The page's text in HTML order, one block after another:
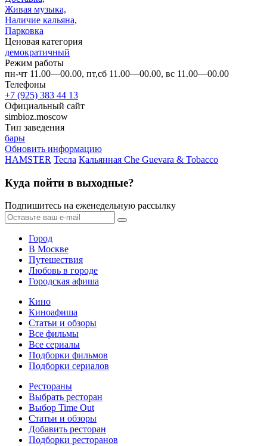
Живая музыка,
Наличие кальяна,
Парковка
Ценовая категория
демократичный
Режим работы
пн-чт 11.00—00.00, пт,сб 11.00—00.00, вс 11.00—00.00
Телефоны
+7 (925) 383 44 13
Официальный сайт
simbioz.moscow
Тип заведения
бары
Обновить информацию
HAMSTER Тесла Кальянная Che Guevara & Tobacco
Куда пойти в выходные?
Подпишитесь на еженедельную рассылку
Город
В Москве
Путешествия
Любовь в городе
Городская афиша
Кино
Киноафиша
Статьи и обзоры
Все фильмы
Все сериалы
Подборки фильмов
Подборки сериалов
Рестораны
Выбрать ресторан
Выбор Time Out
Статьи и обзоры
Добавить ресторан
Подборки ресторанов